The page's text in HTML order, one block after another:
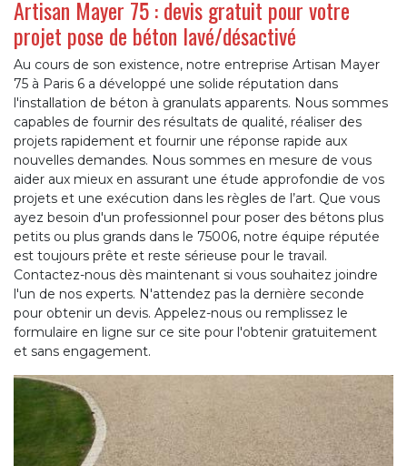
Artisan Mayer 75 : devis gratuit pour votre
projet pose de béton lavé/désactivé
Au cours de son existence, notre entreprise Artisan Mayer
75 à Paris 6 a développé une solide réputation dans
l'installation de béton à granulats apparents. Nous sommes
capables de fournir des résultats de qualité, réaliser des
projets rapidement et fournir une réponse rapide aux
nouvelles demandes. Nous sommes en mesure de vous
aider aux mieux en assurant une étude approfondie de vos
projets et une exécution dans les règles de l’art. Que vous
ayez besoin d'un professionnel pour poser des bétons plus
petits ou plus grands dans le 75006, notre équipe réputée
est toujours prête et reste sérieuse pour le travail.
Contactez-nous dès maintenant si vous souhaitez joindre
l'un de nos experts. N'attendez pas la dernière seconde
pour obtenir un devis. Appelez-nous ou remplissez le
formulaire en ligne sur ce site pour l'obtenir gratuitement
et sans engagement.